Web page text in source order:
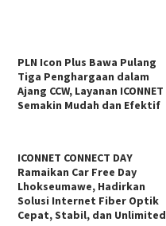
PLN Icon Plus Bawa Pulang
Tiga Penghargaan dalam
Ajang CCW, Layanan ICONNET
Semakin Mudah dan Efektif
ICONNET CONNECT DAY
Ramaikan Car Free Day
Lhokseumawe, Hadirkan
Solusi Internet Fiber Optik
Cepat, Stabil, dan Unlimited